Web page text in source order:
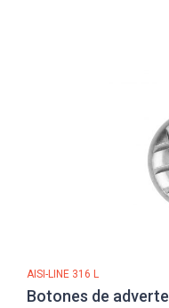
AISI-LINE 316 L
Botones de